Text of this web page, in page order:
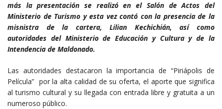
más la presentación se realizó en el Salón de Actos del
Ministerio de Turismo y esta vez contó con la presencia de la
misnistra de la cartera, Lilian Kechichián, así como
autoridades del Ministerio de Educación y Cultura y de la
Intendencia de Maldonado.
Las autoridades destacaron la importancia de “Piriápolis de
Película” por la alta calidad de su oferta, el aporte que significa
al turismo cultural y su llegada con entrada libre y gratuita a un
numeroso público.